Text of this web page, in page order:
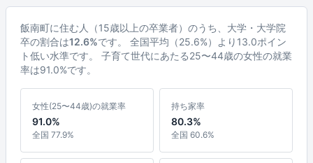
飯南町に住む人（15歳以上の卒業者）のうち、大学・大学院
卒の割合は12.6%です。 全国平均（25.6%）より13.0ポイン
ト低い水準です。 子育て世代にあたる25〜44歳の女性の就業
率は91.0%です。
女性(25〜44歳)の就業率
91.0%
全国 77.9%
持ち家率
80.3%
全国 60.6%